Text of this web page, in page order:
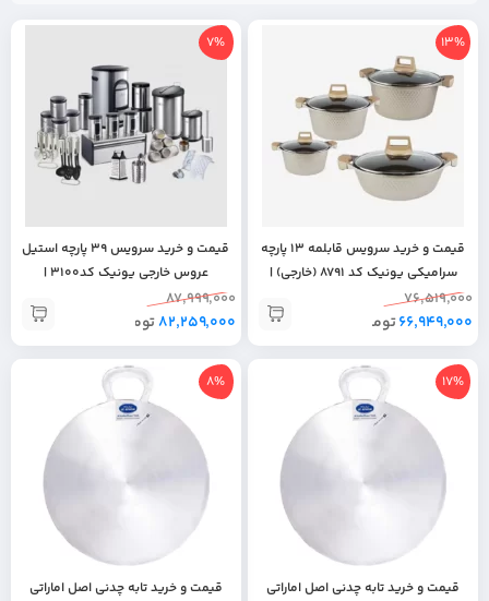
13%
قیمت و خرید سرویس قابلمه 13 پارچه
سرامیکی یونیک کد 8791 (خارجی) |
جهیزیه عروس | هدیه روز زن | لوازم
آشپزخانه
76,519,000
66,949,000تومان
7%
قیمت و خرید سرویس 39 پارچه استیل
عروس خارجی یونیک کد3100 |
جهیزیه عروس | برند یونیک | سرویس
آشپزخانه
87,999,000
82,259,000تومان
17%
قیمت و خرید تابه چدنی اصل اماراتی
8%
قیمت و خرید تابه چدنی اصل اماراتی